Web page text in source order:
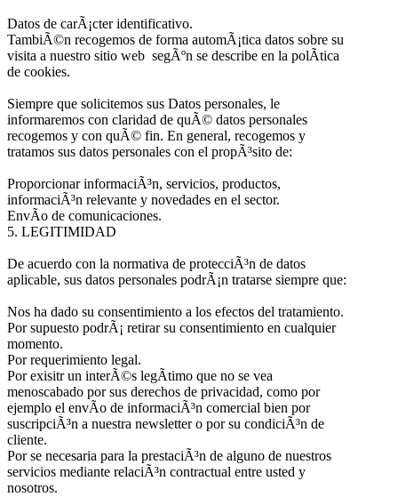
Datos de carÃ¡cter identificativo.
TambiÃ©n recogemos de forma automÃ¡tica datos sobre su
visita a nuestro sitio web segÃºn se describe en la polÃ­tica
de cookies.
Siempre que solicitemos sus Datos personales, le
informaremos con claridad de quÃ© datos personales
recogemos y con quÃ© fin. En general, recogemos y
tratamos sus datos personales con el propÃ³sito de:
Proporcionar informaciÃ³n, servicios, productos,
informaciÃ³n relevante y novedades en el sector.
EnvÃ­o de comunicaciones.
5. LEGITIMIDAD
De acuerdo con la normativa de protecciÃ³n de datos
aplicable, sus datos personales podrÃ¡n tratarse siempre que:
Nos ha dado su consentimiento a los efectos del tratamiento.
Por supuesto podrÃ¡ retirar su consentimiento en cualquier
momento.
Por requerimiento legal.
Por exisitr un interÃ©s legÃ­timo que no se vea
menoscabado por sus derechos de privacidad, como por
ejemplo el envÃ­o de informaciÃ³n comercial bien por
suscripciÃ³n a nuestra newsletter o por su condiciÃ³n de
cliente.
Por se necesaria para la prestaciÃ³n de alguno de nuestros
servicios mediante relaciÃ³n contractual entre usted y
nosotros.